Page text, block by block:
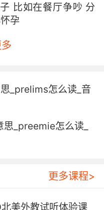
比如在餐厅争吵 分
孕
I can't.
out of the house.
子
important to her.
that's about the
_prelims怎么读_音
_preemie怎么读_
更多课程>
美外教试听体验课